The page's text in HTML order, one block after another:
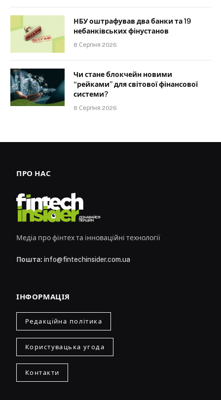
НБУ оштрафував два банки та 19
небанківських фінустанов
8 Серпня 2026
Чи стане блокчейн новими
“рейками” для світової фінансової
системи?
8 Серпня 2026
ПРО НАС
Медіа про фінтех та інноваційні технології
Пошта: info@fintechinsider.com.ua
ІНФОРМАЦІЯ
Редакційна політика
Користувацька угода
Контакти